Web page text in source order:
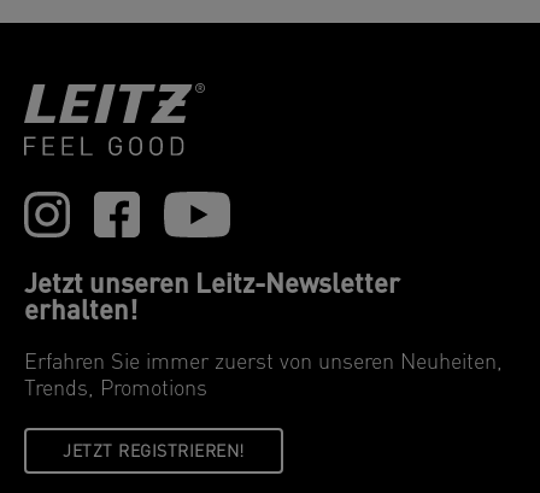
Jetzt unseren Leitz-Newsletter
erhalten!
Erfahren Sie immer zuerst von unseren Neuheiten,
Trends, Promotions
JETZT REGISTRIEREN!